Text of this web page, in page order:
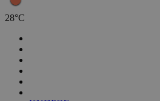
28°C